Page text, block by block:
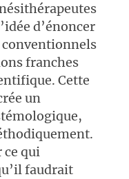
d’énoncer
conventionnels
franches
Cette
un
ce qui
faudrait